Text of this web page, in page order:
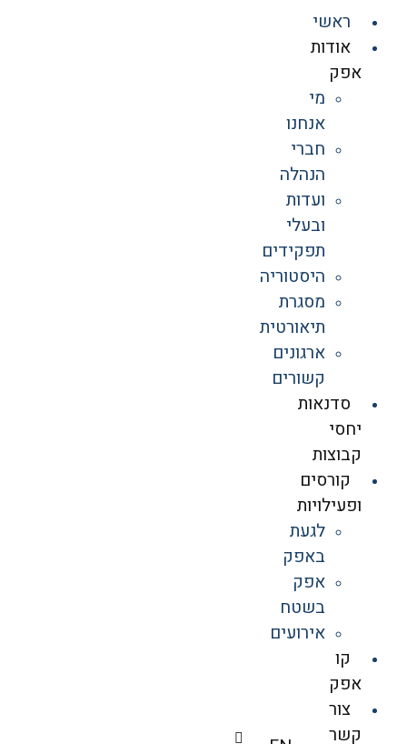
ראשי
אודות
אפק
מי
אנחנו
חברי
הנהלה
ועדות
ובעלי
תפקידים
היסטוריה
מסגרת
תיאורטית
ארגונים
קשורים
סדנאות
יחסי
קבוצות
קורסים
ופעילויות
לגעת
באפק
אפק
בשטח
אירועים
קו
אפק
צור
קשר